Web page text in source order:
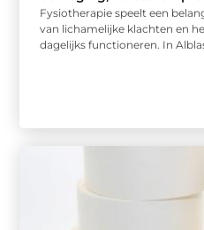
Fysiotherapie speelt een
van lichamelijke klachten en
dagelijks functioneren. In